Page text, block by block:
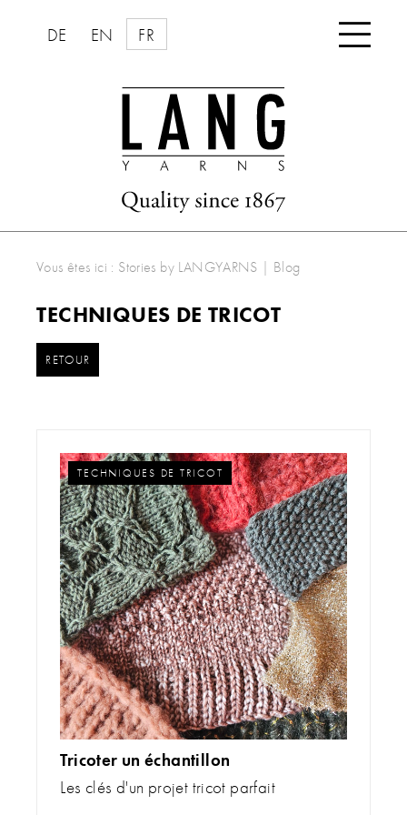
DE EN FR 
Vous êtes ici : Stories by LANGYARNS | Blog
TECHNIQUES DE TRICOT
RETOUR
TECHNIQUES DE TRICOT
Tricoter un échantillon
Les clés d'un projet tricot parfait